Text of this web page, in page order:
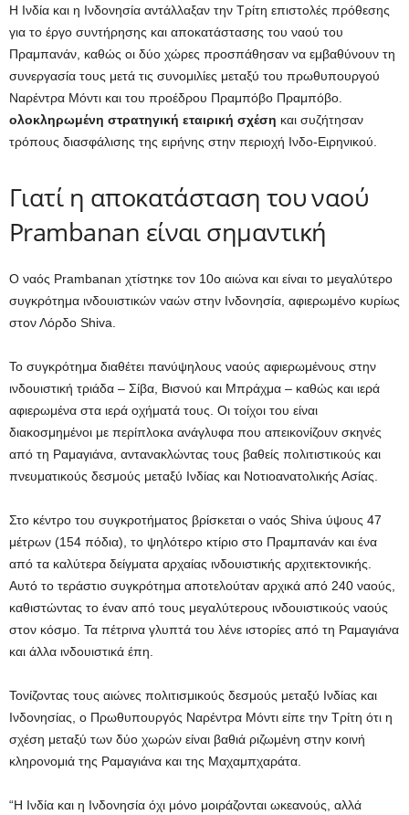
Η Ινδία και η Ινδονησία αντάλλαξαν την Τρίτη επιστολές πρόθεσης
για το έργο συντήρησης και αποκατάστασης του ναού του
Πραμπανάν, καθώς οι δύο χώρες προσπάθησαν να εμβαθύνουν τη
συνεργασία τους μετά τις συνομιλίες μεταξύ του πρωθυπουργού
Ναρέντρα Μόντι και του προέδρου Πραμπόβο Πραμπόβο.
ολοκληρωμένη στρατηγική εταιρική σχέση και συζήτησαν
τρόπους διασφάλισης της ειρήνης στην περιοχή Ινδο-Ειρηνικού.
Γιατί η αποκατάσταση του ναού
Prambanan είναι σημαντική
Ο ναός Prambanan χτίστηκε τον 10ο αιώνα και είναι το μεγαλύτερο
συγκρότημα ινδουιστικών ναών στην Ινδονησία, αφιερωμένο κυρίως
στον Λόρδο Shiva.
Το συγκρότημα διαθέτει πανύψηλους ναούς αφιερωμένους στην
ινδουιστική τριάδα – Σίβα, Βισνού και Μπράχμα – καθώς και ιερά
αφιερωμένα στα ιερά οχήματά τους. Οι τοίχοι του είναι
διακοσμημένοι με περίπλοκα ανάγλυφα που απεικονίζουν σκηνές
από τη Ραμαγιάνα, αντανακλώντας τους βαθείς πολιτιστικούς και
πνευματικούς δεσμούς μεταξύ Ινδίας και Νοτιοανατολικής Ασίας.
Στο κέντρο του συγκροτήματος βρίσκεται ο ναός Shiva ύψους 47
μέτρων (154 πόδια), το ψηλότερο κτίριο στο Πραμπανάν και ένα
από τα καλύτερα δείγματα αρχαίας ινδουιστικής αρχιτεκτονικής.
Αυτό το τεράστιο συγκρότημα αποτελούταν αρχικά από 240 ναούς,
καθιστώντας το έναν από τους μεγαλύτερους ινδουιστικούς ναούς
στον κόσμο. Τα πέτρινα γλυπτά του λένε ιστορίες από τη Ραμαγιάνα
και άλλα ινδουιστικά έπη.
Τονίζοντας τους αιώνες πολιτισμικούς δεσμούς μεταξύ Ινδίας και
Ινδονησίας, ο Πρωθυπουργός Ναρέντρα Μόντι είπε την Τρίτη ότι η
σχέση μεταξύ των δύο χωρών είναι βαθιά ριζωμένη στην κοινή
κληρονομιά της Ραμαγιάνα και της Μαχαμπχαράτα.
“Η Ινδία και η Ινδονησία όχι μόνο μοιράζονται ωκεανούς, αλλά